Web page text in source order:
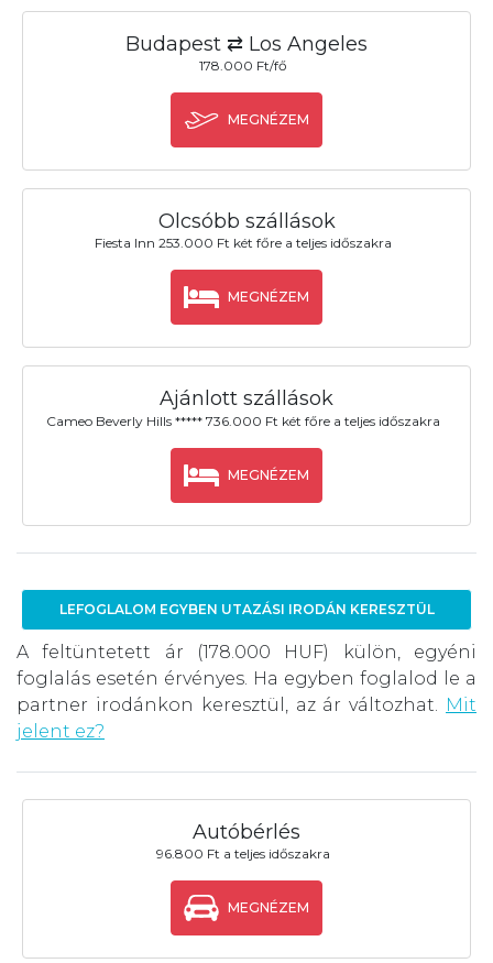
Budapest ⇄ Los Angeles
178.000 Ft/fő
MEGNÉZEM
Olcsóbb szállások
Fiesta Inn 253.000 Ft két főre a teljes időszakra
MEGNÉZEM
Ajánlott szállások
Cameo Beverly Hills ***** 736.000 Ft két főre a teljes időszakra
MEGNÉZEM
LEFOGLALOM EGYBEN UTAZÁSI IRODÁN KERESZTÜL
A feltüntetett ár (178.000 HUF) külön, egyéni
foglalás esetén érvényes. Ha egyben foglalod le a
partner irodánkon keresztül, az ár változhat.
Mit
jelent ez?
Autóbérlés
96.800 Ft a teljes időszakra
MEGNÉZEM